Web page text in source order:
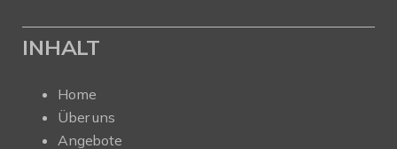
INHALT
Home
Über uns
Angebote